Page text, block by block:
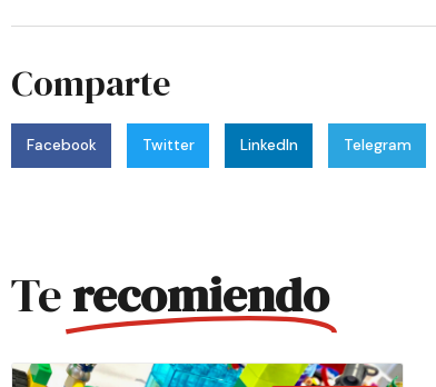
Comparte
Facebook Twitter LinkedIn Telegram
Terecomiendo